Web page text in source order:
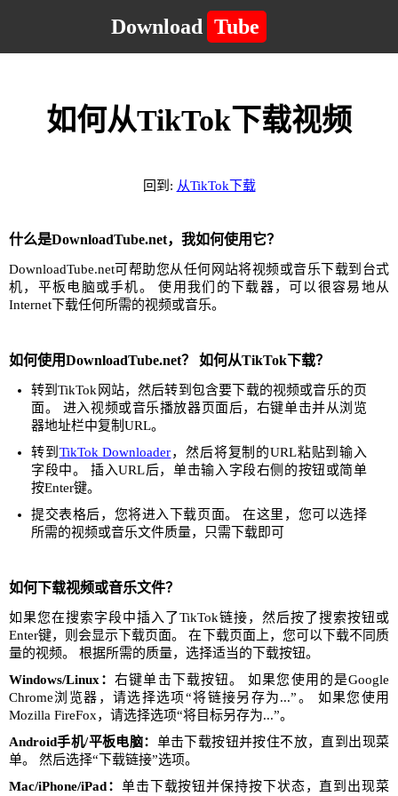
Download Tube
如何从TikTok下载视频
回到: 从TikTok下载
什么是DownloadTube.net，我如何使用它？
DownloadTube.net可帮助您从任何网站将视频或音乐下载到台式
机，平板电脑或手机。 使用我们的下载器，可以很容易地从
Internet下载任何所需的视频或音乐。
如何使用DownloadTube.net？ 如何从TikTok下载？
转到TikTok网站，然后转到包含要下载的视频或音乐的页
面。 进入视频或音乐播放器页面后，右键单击并从浏览
器地址栏中复制URL。
转到 TikTok Downloader，然后将复制的URL粘贴到输入
字段中。 插入URL后，单击输入字段右侧的按钮或简单
按Enter键。
提交表格后，您将进入下载页面。 在这里，您可以选择
所需的视频或音乐文件质量，只需下载即可
如何下载视频或音乐文件？
如果您在搜索字段中插入了TikTok链接，然后按了搜索按钮或
Enter键，则会显示下载页面。 在下载页面上，您可以下载不同质
量的视频。 根据所需的质量，选择适当的下载按钮。
Windows/Linux：右键单击下载按钮。 如果您使用的是Google
Chrome浏览器，请选择选项“将链接另存为...”。 如果您使用
Mozilla FireFox，请选择选项“将目标另存为...”。
Android手机/平板电脑： 单击下载按钮并按住不放，直到出现菜
单。 然后选择“下载链接”选项。
Mac/iPhone/iPad： 单击下载按钮并保持按下状态，直到出现菜